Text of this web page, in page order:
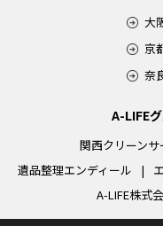
大
京
奈
A-LIFE
関西クリーンサ
遺品整理エンディール
A-LIFE株式